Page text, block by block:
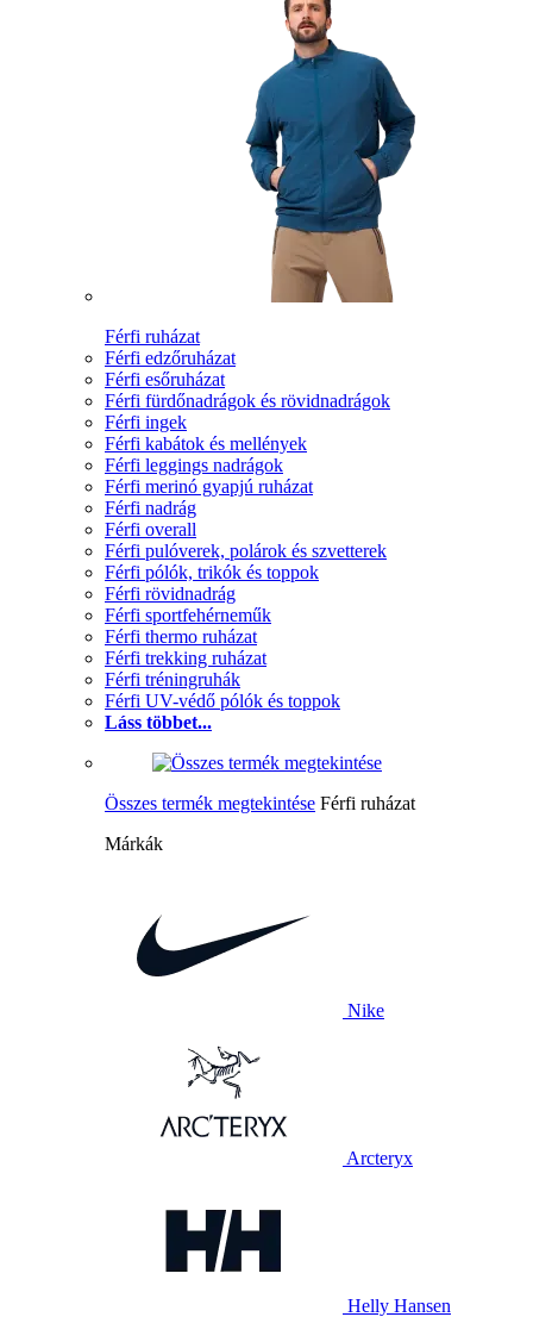
Férfi ruházat
Férfi edzőruházat
Férfi esőruházat
Férfi fürdőnadrágok és rövidnadrágok
Férfi ingek
Férfi kabátok és mellények
Férfi leggings nadrágok
Férfi merinó gyapjú ruházat
Férfi nadrág
Férfi overall
Férfi pulóverek, polárok és szvetterek
Férfi pólók, trikók és toppok
Férfi rövidnadrág
Férfi sportfehérneműk
Férfi thermo ruházat
Férfi trekking ruházat
Férfi tréningruhák
Férfi UV-védő pólók és toppok
Láss többet...
Összes termék megtekintése Férfi ruházat
Márkák
Nike
Arcteryx
Helly Hansen